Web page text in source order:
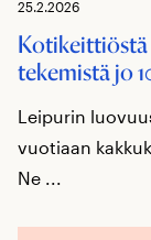
25.2.2026
Kotikeittiöstä
tekemistä jo
Leipurin
vuotiaan
Ne ...